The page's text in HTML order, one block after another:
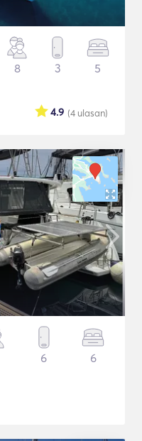
8 3 5
(4 ulasan)
4.9
6 6